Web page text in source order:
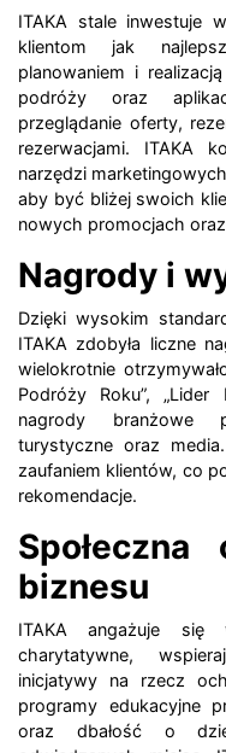
ITAKA stale inwestuje
klientom jak
planowaniem i
podróży oraz
przeglądanie oferty,
rezerwacjami. ITAKA
narzędzi
aby być bliżej swoich
nowych promocjach
Nagrody i
Dzięki wysokim
ITAKA zdobyła liczne
wielokrotnie
Podróży Roku”, „Lider
nagrody branżowe
turystyczne oraz
zaufaniem klientów, co
rekomendacje.
Społeczna
biznesu
ITAKA angażuje
charytatywne,
inicjatywy na rzecz
programy edukacyjne
oraz dbałość o